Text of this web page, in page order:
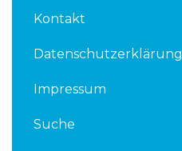
Kontakt
Datenschutzerklärung
Impressum
Suche